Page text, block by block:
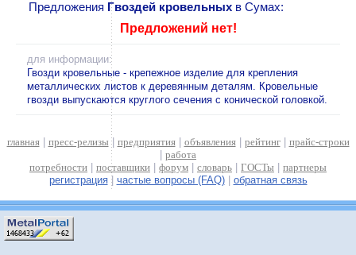
Предложения Гвоздей кровельных в Сумах:
Предложений нет!
для информации:
Гвозди кровельные - крепежное изделие для крепления
металлических листов к деревянным деталям. Кровельные
гвозди выпускаются круглого сечения с конической головкой.
главная| пресс-релизы | предприятия| объявления| рейтинг| прайс-строки
работа
потребности
поставщики форум словарь ГОСТы
партнеры
регистрация| частые вопросы (FAQ)| обратная связь